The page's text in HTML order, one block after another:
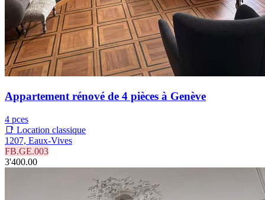
Appartement rénové de 4 pièces à Genève
4 pces
📑 Location classique
1207, Eaux-Vives
FB.GE.003
3'400.00